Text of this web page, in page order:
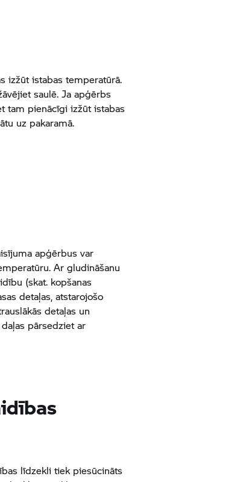
izžūt istabas temperatūrā.
saulē. Ja apģērbs
tam pienācīgi izžūt istabas
uz pakaramā.
apģērbus var
Ar gludināšanu
(skat. kopšanas
detaļas, atstarojošo
detaļas un
pārsedziet ar
līdzekli tiek piesūcināts